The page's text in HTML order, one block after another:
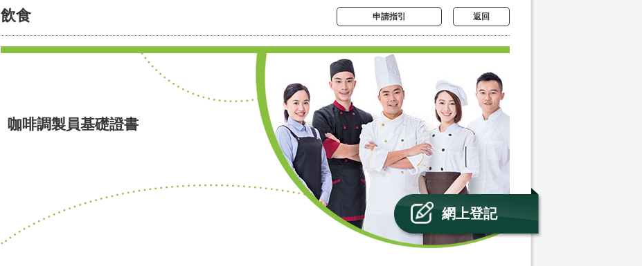
飲食 申請指引 返回
咖啡調製員基礎證書
網上登記